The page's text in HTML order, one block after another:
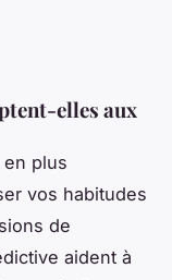
elles aux
plus
vos habitudes
de
aident à